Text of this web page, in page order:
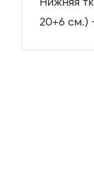
20+6 см.)